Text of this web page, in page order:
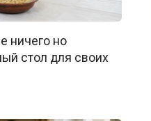
ничего но
стол для своих